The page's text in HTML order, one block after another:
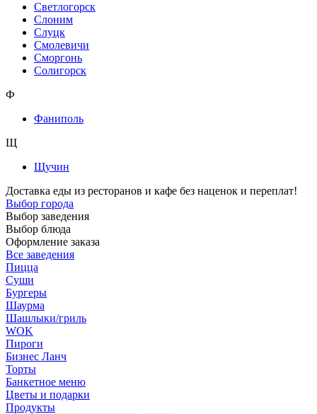
Светлогорск
Слоним
Слуцк
Смолевичи
Сморгонь
Солигорск
Ф
Фаниполь
Щ
Щучин
Доставка еды из ресторанов и кафе без наценок и переплат!
Выбор города
Выбор заведения
Выбор блюда
Оформление заказа
Все заведения
Пицца
Суши
Бургеры
Шаурма
Шашлыки/гриль
WOK
Пироги
Бизнес Ланч
Торты
Банкетное меню
Цветы и подарки
Продукты